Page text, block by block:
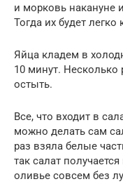
и морковь накануне
Тогда их будет легко
Яйца кладем в
10 минут.
остыть.
Все, что входит в
можно делать сам
раз взяла белые
так салат
оливье совсем без